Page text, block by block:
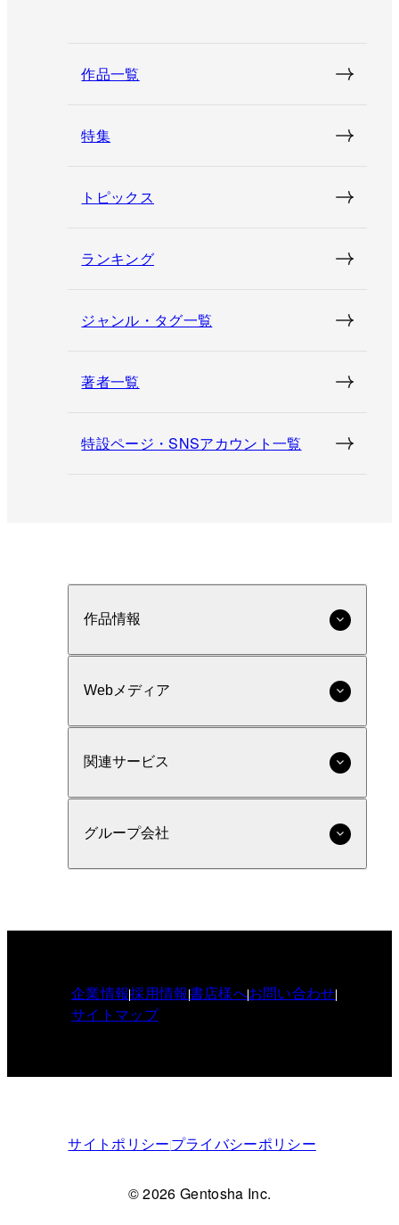
作品一覧
特集
トピックス
ランキング
ジャンル・タグ一覧
著者一覧
特設ページ・SNSアカウント一覧
作品情報
Webメディア
関連サービス
グループ会社
企業情報採用情報書店様へお問い合わせ
サイトマップ
サイトポリシープライバシーポリシー
© 2026 Gentosha Inc.